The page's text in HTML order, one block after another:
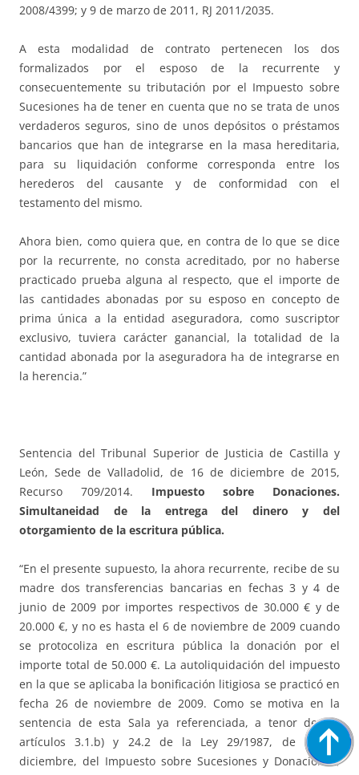
2008/4399; y 9 de marzo de 2011, RJ 2011/2035.
A esta modalidad de contrato pertenecen los dos
formalizados por el esposo de la recurrente y
consecuentemente su tributación por el Impuesto sobre
Sucesiones ha de tener en cuenta que no se trata de unos
verdaderos seguros, sino de unos depósitos o préstamos
bancarios que han de integrarse en la masa hereditaria,
para su liquidación conforme corresponda entre los
herederos del causante y de conformidad con el
testamento del mismo.
Ahora bien, como quiera que, en contra de lo que se dice
por la recurrente, no consta acreditado, por no haberse
practicado prueba alguna al respecto, que el importe de
las cantidades abonadas por su esposo en concepto de
prima única a la entidad aseguradora, como suscriptor
exclusivo, tuviera carácter ganancial, la totalidad de la
cantidad abonada por la aseguradora ha de integrarse en
la herencia.”
Sentencia del Tribunal Superior de Justicia de Castilla y
León, Sede de Valladolid, de 16 de diciembre de 2015,
Recurso 709/2014. Impuesto sobre Donaciones.
Simultaneidad de la entrega del dinero y del
otorgamiento de la escritura pública.
“En el presente supuesto, la ahora recurrente, recibe de su
madre dos transferencias bancarias en fechas 3 y 4 de
junio de 2009 por importes respectivos de 30.000 € y de
20.000 €, y no es hasta el 6 de noviembre de 2009 cuando
se protocoliza en escritura pública la donación por el
importe total de 50.000 €. La autoliquidación del impuesto
en la que se aplicaba la bonificación litigiosa se practicó en
fecha 26 de noviembre de 2009. Como se motiva en la
sentencia de esta Sala ya referenciada, a tenor de los
artículos 3.1.b) y 24.2 de la Ley 29/1987, de 18 de
diciembre, del Impuesto sobre Sucesiones y Donaciones,